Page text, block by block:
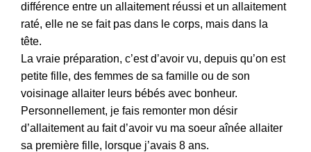
différence entre un allaitement réussi et un allaitement
raté, elle ne se fait pas dans le corps, mais dans la
tête.
La vraie préparation, c’est d’avoir vu, depuis qu’on est
petite fille, des femmes de sa famille ou de son
voisinage allaiter leurs bébés avec bonheur.
Personnellement, je fais remonter mon désir
d’allaitement au fait d’avoir vu ma soeur aînée allaiter
sa première fille, lorsque j’avais 8 ans.